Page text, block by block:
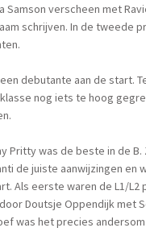
Samson verscheen met
schrijven. In de tweede
debutante aan de start.
nog iets te hoog
Pritty was de beste in de
de juiste aanwijzingen en
Als eerste waren de L1/
Doutsje Oppendijk met
was het precies